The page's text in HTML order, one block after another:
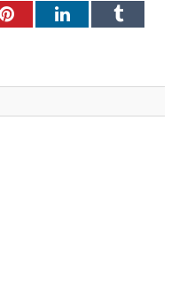
PinterestLinkedInTumblr